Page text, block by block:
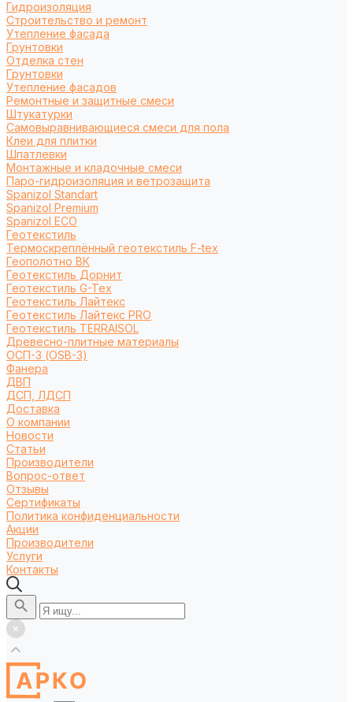
Гидроизоляция
Строительство и ремонт
Утепление фасада
Грунтовки
Отделка стен
Грунтовки
Утепление фасадов
Ремонтные и защитные смеси
Штукатурки
Самовыравнивающиеся смеси для пола
Клеи для плитки
Шпатлевки
Монтажные и кладочные смеси
Паро-гидроизоляция и ветрозащита
Spanizol Standart
Spanizol Premium
Spanizol ECO
Геотекстиль
Термоскреплённый геотекстиль F-tex
Геополотно ВК
Геотекстиль Дорнит
Геотекстиль G-Tex
Геотекстиль Лайтекс
Геотекстиль Лайтекс PRO
Геотекстиль TERRAISOL
Древесно-плитные материалы
ОСП-3 (OSB-3)
Фанера
ДВП
ДСП, ЛДСП
Доставка
О компании
Новости
Статьи
Производители
Вопрос-ответ
Отзывы
Сертификаты
Политика конфиденциальности
Акции
Производители
Услуги
Контакты